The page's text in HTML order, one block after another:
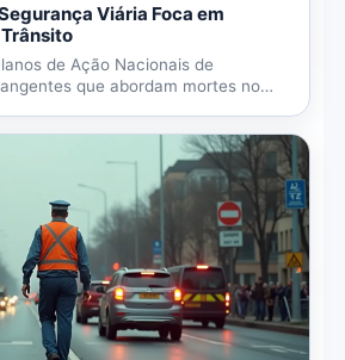
Viária Foca em
de Ação Nacionais de
que abordam mortes no